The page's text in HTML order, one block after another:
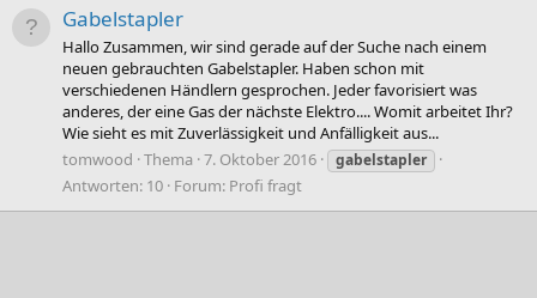
Gabelstapler
Hallo Zusammen, wir sind gerade auf der Suche nach einem
neuen gebrauchten Gabelstapler. Haben schon mit
verschiedenen Händlern gesprochen. Jeder favorisiert was
anderes, der eine Gas der nächste Elektro.... Womit arbeitet Ihr?
Wie sieht es mit Zuverlässigkeit und Anfälligkeit aus...
tomwood Thema 7. Oktober 2016 gabelstapler
Antworten: 10 Forum: Profi fragt